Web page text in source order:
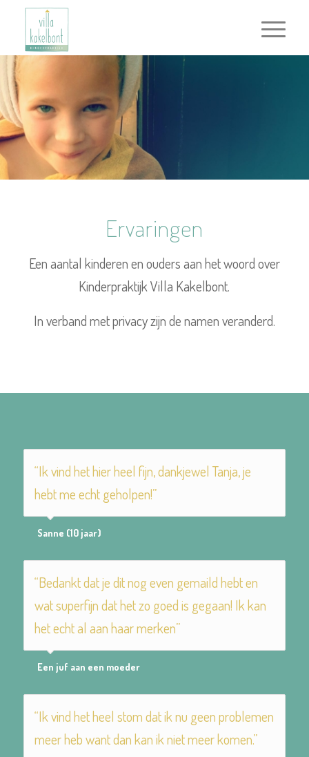
Ervaringen
Een aantal kinderen en ouders aan het woord over
Kinderpraktijk Villa Kakelbont.
In verband met privacy zijn de namen veranderd.
“Ik vind het hier heel fijn, dankjewel Tanja, je
hebt me echt geholpen!”
Sanne (10 jaar)
“Bedankt dat je dit nog even gemaild hebt en
wat superfijn dat het zo goed is gegaan! Ik kan
het echt al aan haar merken”
Een juf aan een moeder
“Ik vind het heel stom dat ik nu geen problemen
meer heb want dan kan ik niet meer komen.”